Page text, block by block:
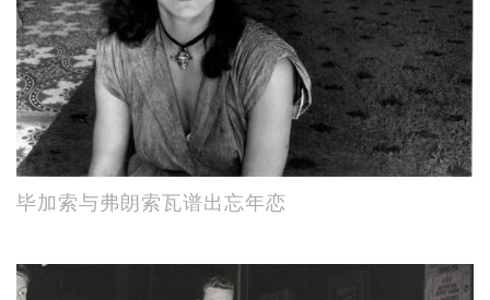
毕加索与弗朗索瓦谱出忘年恋